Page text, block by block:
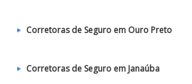
Corretoras de Seguro em Ouro Preto
Corretoras de Seguro em Janaúba